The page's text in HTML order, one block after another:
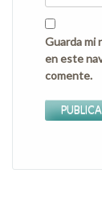
Guarda mi
en este
comente.